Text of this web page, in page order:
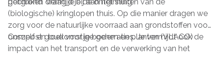
potgrond vermijd je de ontginning.
gebruiken draag je bij aan het sluiten van de
(biologische) kringlopen thuis. Op die manier dragen we
zorg voor de natuurlijke voorraad aan grondstoffen voor
onszelf en toekomstige generaties. Je vermijdt ook de
impact van het transport en de verwerking van het
Compost goud voor je bodem en planten (VLACO)